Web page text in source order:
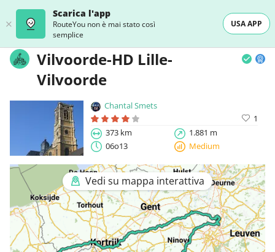
Scarica l'app
RouteYou non è mai stato così
semplice
USA APP
Vilvoorde-HD Lille-
Vilvoorde
Chantal Smets
1
373 km
1.881 m
06o13
Medium
Vedi su mappa interattiva